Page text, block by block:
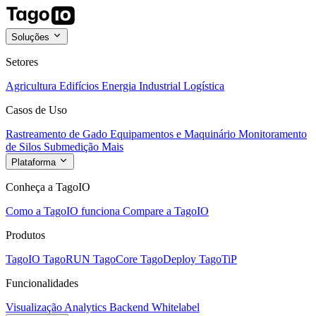
Soluções
Setores
Agricultura Edifícios Energia Industrial Logística
Casos de Uso
Rastreamento de Gado Equipamentos e Maquinário Monitoramento
de Silos Submedição Mais
Plataforma
Conheça a TagoIO
Como a TagoIO funciona Compare a TagoIO
Produtos
TagoIO TagoRUN TagoCore TagoDeploy TagoTiP
Funcionalidades
Visualização Analytics Backend Whitelabel